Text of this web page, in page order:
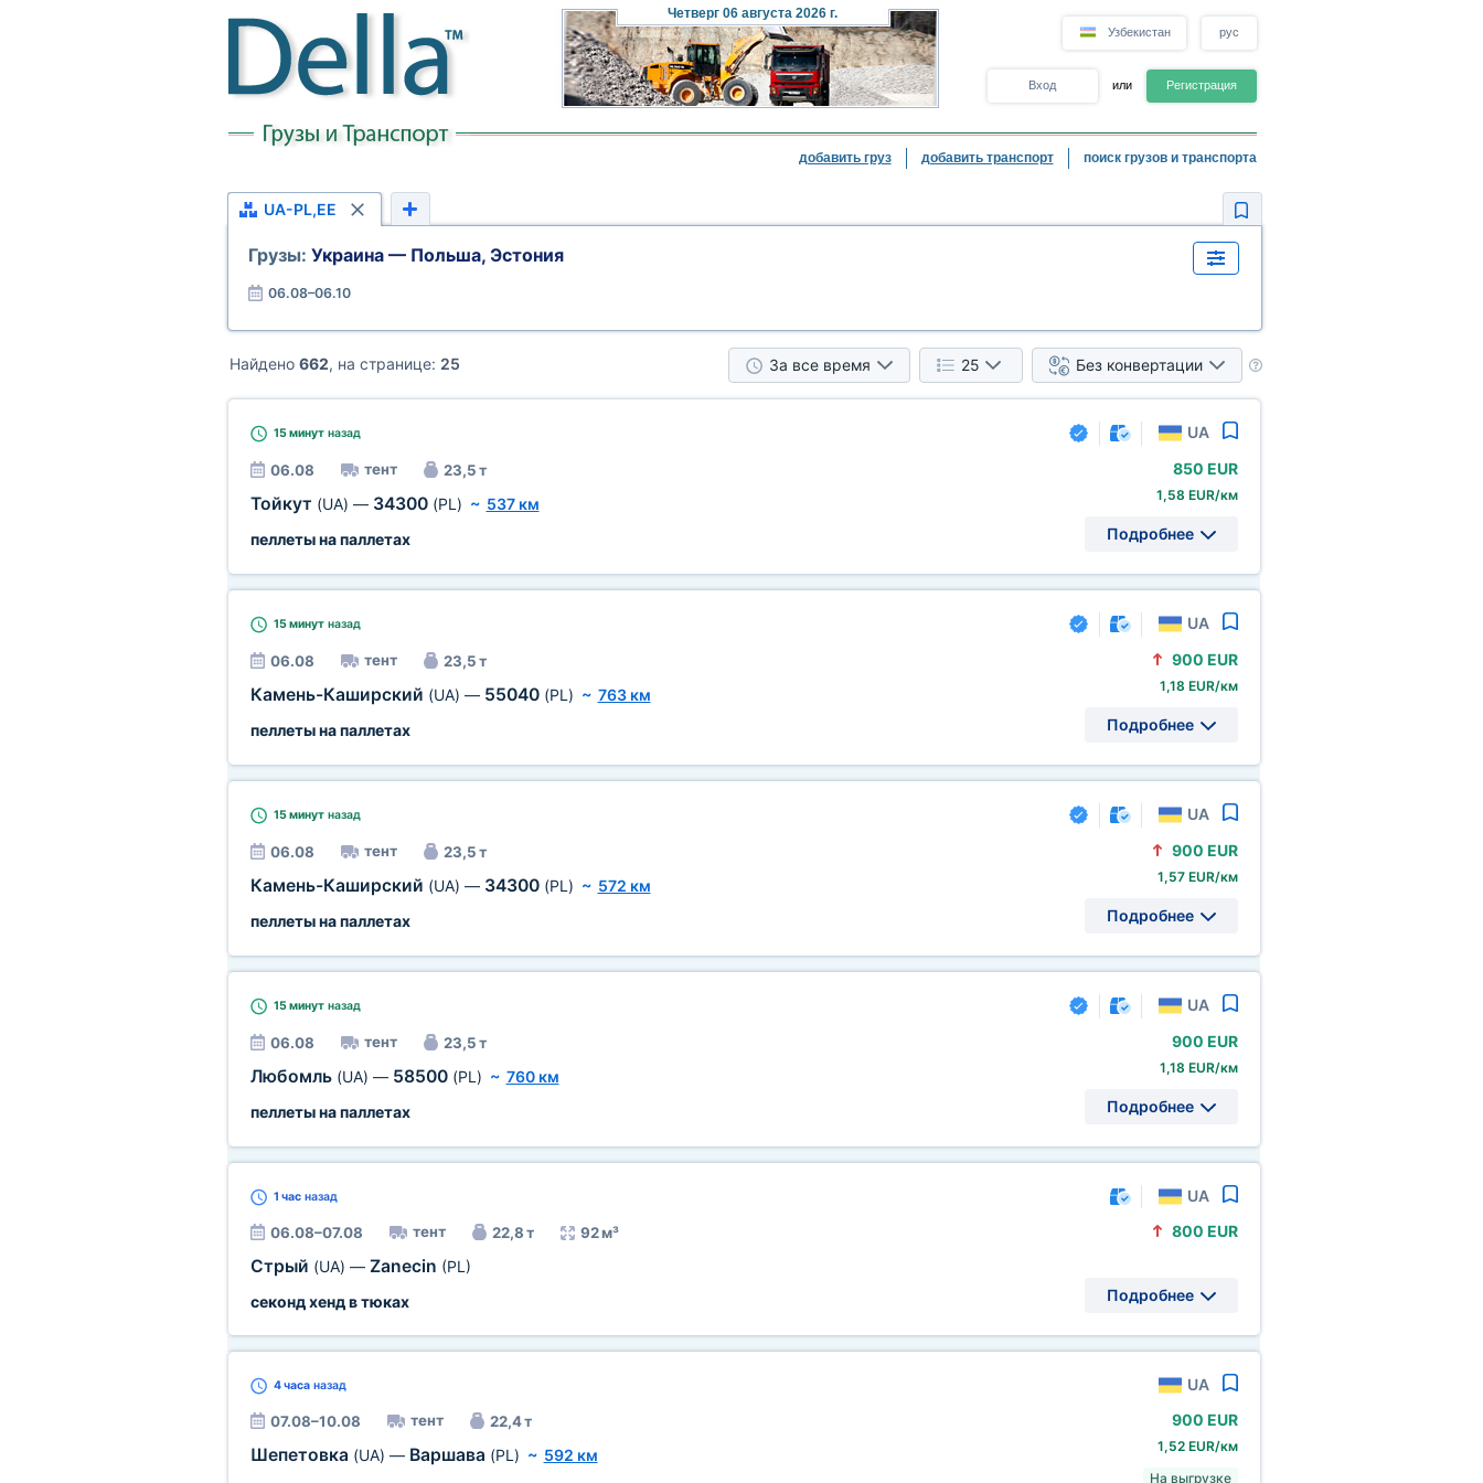
Четверг 06 августа 2026 г.
Узбекистан рус
Вход или Регистрация
добавить груз добавить транспорт поиск грузов и транспорта
UA-PL,EE
Грузы: Украина — Польша, Эстония
06.08–06.10
Найдено 662, на странице: 25 За все время 25 Без конвертации
15 минутназад UA
06.08 тент 23,5 т
Тойкут (UA) — 34300 (PL) ~ 537 км
пеллеты на паллетах
850 EUR
1,58 EUR/км
Подробнее
15 минутназад UA
06.08 тент 23,5 т
Камень-Каширский (UA) — 55040 (PL) ~ 763 км
пеллеты на паллетах
900 EUR
1,18 EUR/км
Подробнее
15 минутназад UA
06.08 тент 23,5 т
Камень-Каширский (UA) — 34300 (PL) ~ 572 км
пеллеты на паллетах
900 EUR
1,57 EUR/км
Подробнее
15 минутназад UA
06.08 тент 23,5 т
Любомль (UA) — 58500 (PL) ~ 760 км
пеллеты на паллетах
900 EUR
1,18 EUR/км
Подробнее
1 часназад UA
06.08–07.08 тент 22,8 т 92 м³
Стрый (UA) — Zanecin (PL)
секонд хенд в тюках
800 EUR
Подробнее
4 часаназад UA
07.08–10.08 тент 22,4 т
Шепетовка (UA) — Варшава (PL) ~ 592 км
900 EUR
1,52 EUR/км
На выгрузке